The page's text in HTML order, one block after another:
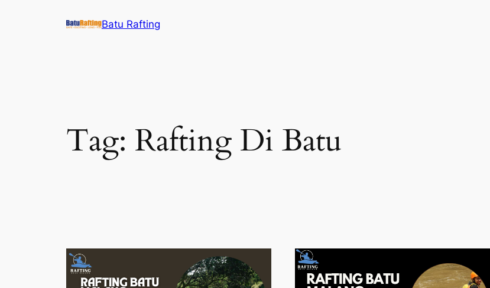
Batu Rafting
Tag: Rafting Di Batu